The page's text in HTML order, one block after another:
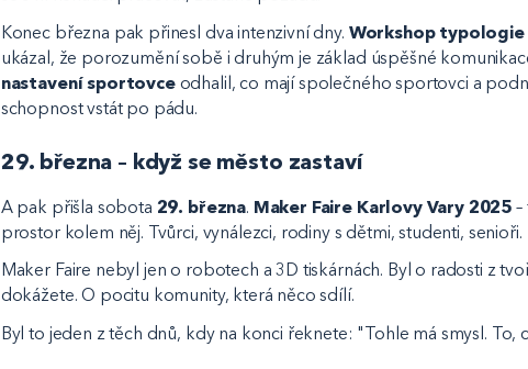
Konec března pak přinesl dva intenzivní dny. Workshop typologie
ukázal, že porozumění sobě i druhým je základ úspěšné
nastavení sportovceodhalil, co mají společného sportovci a
schopnost vstát po pádu.
29. března – když se město zastaví
A pak přišla sobota 29. března. Maker Faire Karlovy Vary 2025
prostor kolem něj. Tvůrci, vynálezci, rodiny s dětmi, studenti, senioři.
Maker Faire nebyl jen o robotech a 3D tiskárnách. Byl o radosti z
dokážete. O pocitu komunity, která něco sdílí.
Byl to jeden z těch dnů, kdy na konci řeknete: "Tohle má smysl. To,